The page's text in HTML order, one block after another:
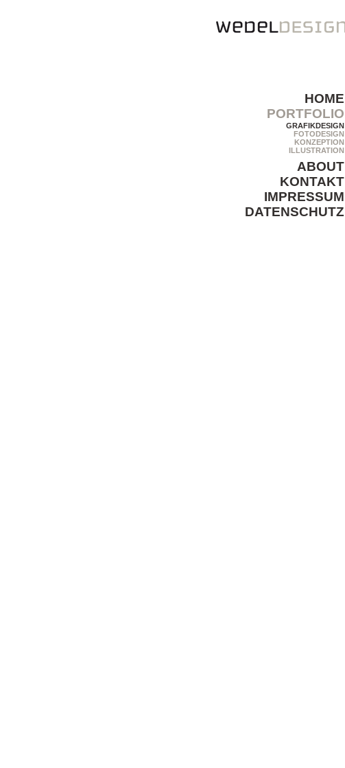
HOME
PORTFOLIO
GRAFIKDESIGN
FOTODESIGN
KONZEPTION
ILLUSTRATION
ABOUT
KONTAKT
IMPRESSUM
DATENSCHUTZ